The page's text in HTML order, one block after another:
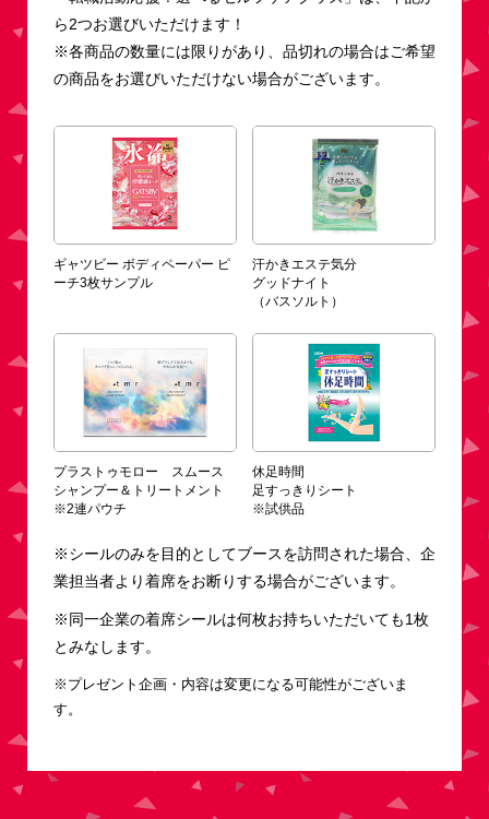
ら2つお選びいただけます！
※各商品の数量には限りがあり、品切れの場合はご希望
の商品をお選びいただけない場合がございます。
ギャツビー ボディペーパー ピ
ーチ3枚サンプル
汗かきエステ気分
グッドナイト
（バスソルト）
プラストゥモロー スムース
シャンプー＆トリートメント
※2連パウチ
休足時間
足すっきりシート
※試供品
※シールのみを目的としてブースを訪問された場合、企
業担当者より着席をお断りする場合がございます。
※同一企業の着席シールは何枚お持ちいただいても1枚
とみなします。
※プレゼント企画・内容は変更になる可能性がございま
す。